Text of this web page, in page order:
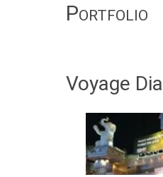
Portfolio
Voyage